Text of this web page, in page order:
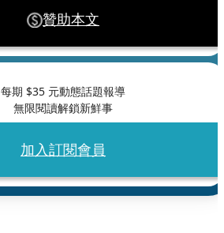
贊助本文
每期 $35 元動態話題報導
無限閱讀解鎖新鮮事
加入訂閱會員